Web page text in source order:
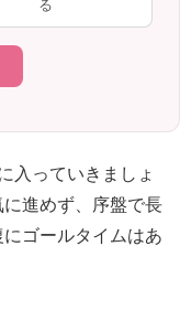
る
入っていきましょ
進めず、序盤で長
ゴールタイムはあ